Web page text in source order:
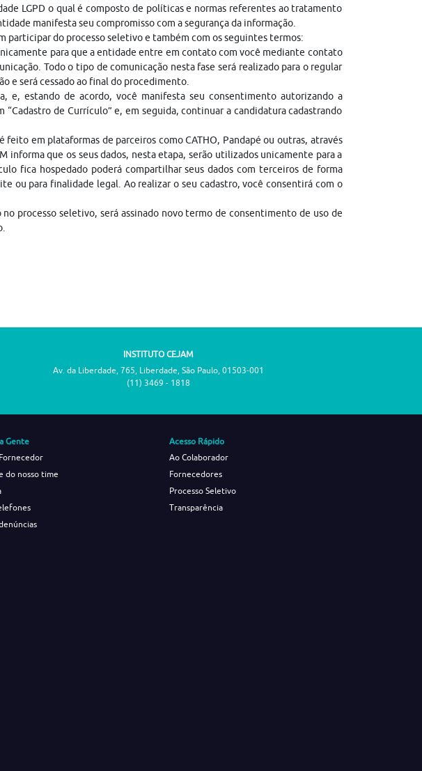
LGPD o qual é composto de políticas e normas referentes ao tratamento
manifesta seu compromisso com a segurança da informação.
participar do processo seletivo e também com os seguintes termos:
para que a entidade entre em contato com você mediante contato
Todo o tipo de comunicação nesta fase será realizado para o regular
e será cessado ao final do procedimento.
e, estando de acordo, você manifesta seu consentimento autorizando a
de Currículo” e, em seguida, continuar a candidatura cadastrando
em plataformas de parceiros como CATHO, Pandapé ou outras, através
informa que os seus dados, nesta etapa, serão utilizados unicamente para a
fica hospedado poderá compartilhar seus dados com terceiros de forma
ou para finalidade legal. Ao realizar o seu cadastro, você consentirá com o
processo seletivo, será assinado novo termo de consentimento de uso de
INSTITUTO CEJAM
Av. da Liberdade, 765, Liberdade, São Paulo, 01503-001
(11) 3469 - 1818
Gente
do nosso time
Acesso Rápido
Ao Colaborador
Fornecedores
Processo Seletivo
Transparência